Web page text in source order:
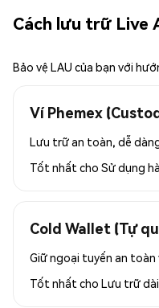
Cách lưu trữ Live
Bảo vệ LAU của bạn với
Ví Phemex
Lưu trữ an toàn, dễ
Tốt nhất cho Sử dụng
Cold Wallet (Tự
Giữ ngoại tuyến an
Tốt nhất cho Lưu trữ